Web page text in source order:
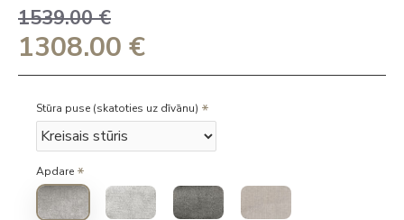
1308.00 €
1539.00 €
Stūra puse (skatoties uz dīvānu)
Apdare